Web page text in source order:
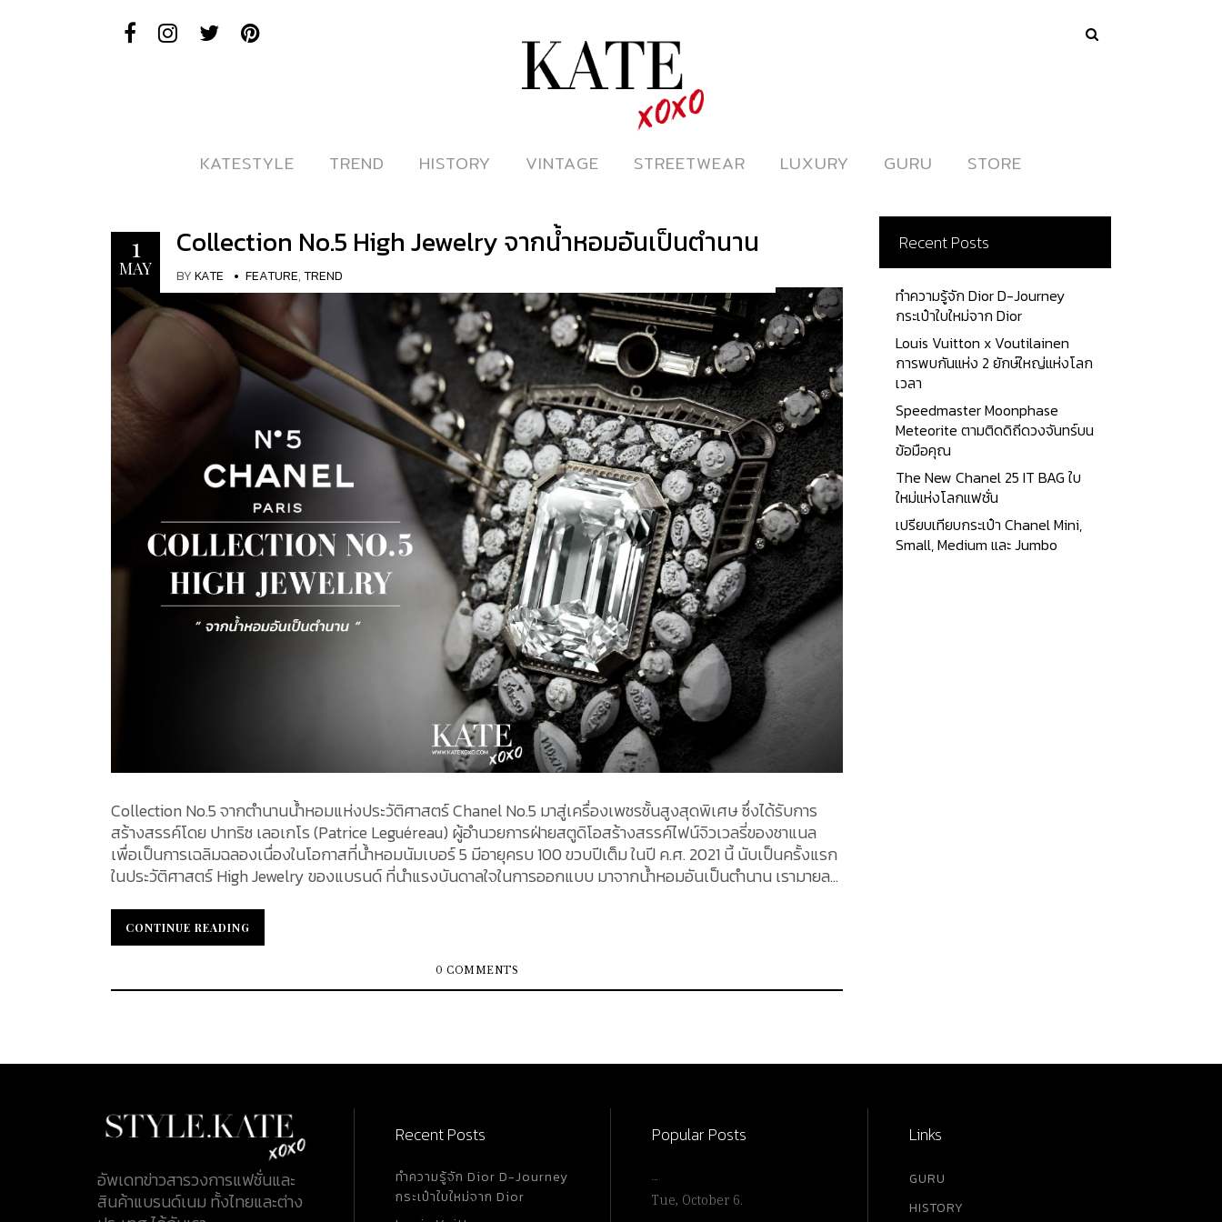
ดูหนังออนไลน์
KATESTYLE
KATESTYLE TREND
TREND HISTORY
HISTORY VINTAGE
VINTAGE STREETWEAR
STREETWEAR LUXURY
LUXURY GURU
GURU STORE
STORE
1
MAY
Collection No.5 High Jewelry จากน้ำหอมอันเป็นตำนาน
BYKATE FEATURE,TREND
Collection No.5 จากตำนานน้ำหอมแห่งประวัติศาสตร์ Chanel No.5 มาสู่เครื่องเพชรชั้นสูงสุดพิเศษ ซึ่งได้รับการ
สร้างสรรค์โดย ปาทริซ เลอเกโร (Patrice Leguéreau) ผู้อำนวยการฝ่ายสตูดิโอสร้างสรรค์ไฟน์จิวเวลรี่ของชาแนล
เพื่อเป็นการเฉลิมฉลองเนื่องในโอกาสที่น้ำหอมนัมเบอร์ 5 มีอายุครบ 100 ขวบปีเต็ม ในปี ค.ศ. 2021 นี้ นับเป็นครั้งแรก
ในประวัติศาสตร์ High Jewelry ของแบรนด์ ที่นำแรงบันดาลใจในการออกแบบ มาจากน้ำหอมอันเป็นตำนาน เรามายล
น้ำหอม Chanel No.5 ถูกสร้างสรรค์ขึ้น ในปี ค.ศ. 1921 โดย Gabrielle "Coco" Chanel และนักปรุงน้ำหอมชื่อดัง
Ernest Beaux (เออร์เนสต์ โบซ์) จากการผสมผสานกลิ่นอันเป็นเอกลักษณ์ อย่างดอกมะลิจากแคว้น Grasse (กราสส์)
สอดผสานกับกระดังงาจากหมู่เกาะคอโมโรส พร้อมกลิ่นฐานที่เย้ายวนเช่นวานิลลา และไม้จันทร์จากไมซอร จนได้รับ
การขนานนามว่า “perfume for women with the scent of a woman” เพื่อเป็นการเฉลิมฉลองความสำเร็จ 100 ปี
CONTINUE READING
CONTINUE READING
0 COMMENTS
Recent Posts
ทำความรู้จัก Dior D-Journey
กระเป๋าใบใหม่จาก Dior
Louis Vuitton x Voutilainen
การพบกันแห่ง 2 ยักษ์ใหญ่แห่งโลก
เวลา
Speedmaster Moonphase
Meteorite ตามติดดิถีดวงจันทร์บน
ข้อมือคุณ
The New Chanel 25 IT BAG ใบ
ใหม่แห่งโลกแฟชั่น
เปรียบเทียบกระเป๋า Chanel Mini,
Small, Medium และ Jumbo
อัพเดทข่าวสารวงการแฟชั่นและ
สินค้าแบรนด์เนม ทั้งไทยและต่าง
Recent Posts
ทำความรู้จัก Dior D-Journey
กระเป๋าใบใหม่จาก Dior
Popular Posts
…
Tue, October 6.
Links
GURU
HISTORY